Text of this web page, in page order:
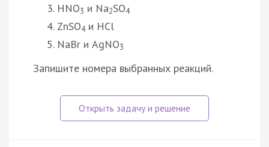
HNO3 и Na2SO4
ZnSO4и HCl
NaBr и AgNO3
Запишите номера выбранных реакций.